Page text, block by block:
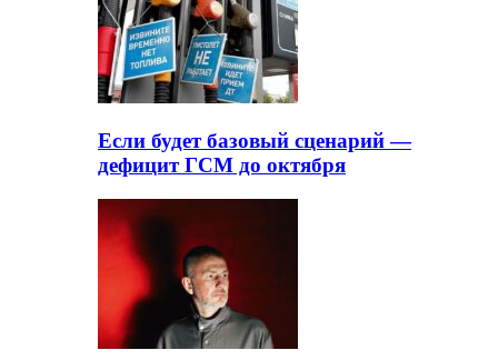
Если будет базовый сценарий —
дефицит ГСМ до октября